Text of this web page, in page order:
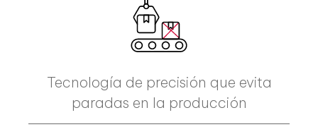
Tecnología de precisión que evita
paradas en la producción